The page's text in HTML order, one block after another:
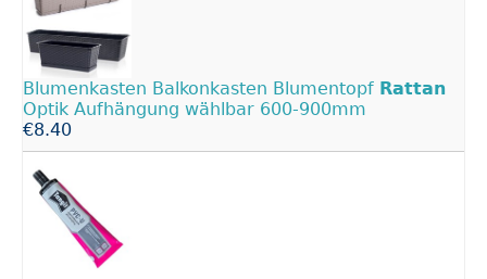
Blumenkasten Balkonkasten Blumentopf Rattan
Optik Aufhängung wählbar 600-900mm
€8.40